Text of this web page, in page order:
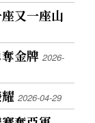
又一座山
金牌2026-
耀2026-04-29